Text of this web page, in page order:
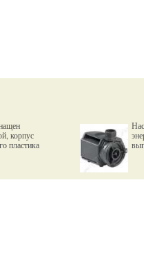
корпус
пластика